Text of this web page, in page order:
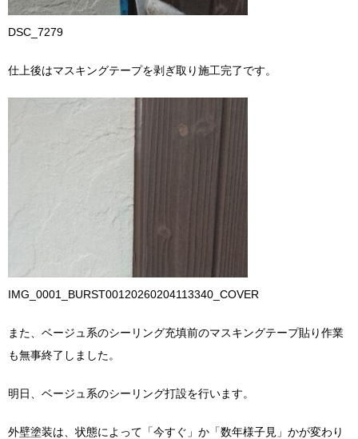
DSC_7279
仕上後はマスキングテープを剥ぎ取り施工完了です。
IMG_0001_BURST00120260204113340_COVER
また、ベージュ系のシーリング充填前のマスキングテープ貼り作業
も無事終了しました。
明日、ベージュ系のシーリング打設を行います。
外壁塗装は、状態によって「今すぐ」か「数年様子見」かが変わり